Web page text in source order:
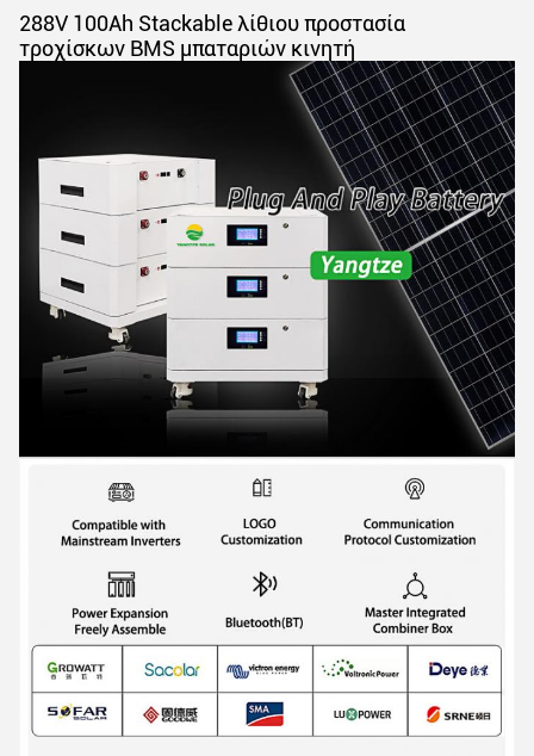
288V 100Ah Stackable λίθιου προστασία
τροχίσκων BMS μπαταριών κινητή